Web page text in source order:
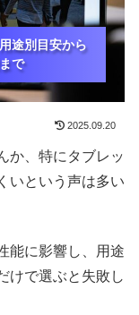
途別目安から
で
途別目安から
で
途別目安から
で
2025.09.20
か、特にタブレッ
いという声は多い
能に影響し、用途
けで選ぶと失敗し